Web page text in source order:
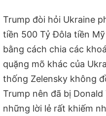
Trump đòi hỏi Ukraine
tiền 500 Tỷ Đôla tiền
bằng cách chia các
quặng mõ khác của
thống Zelensky không
Trump nên đã bị
những lời lẻ rất khiếm